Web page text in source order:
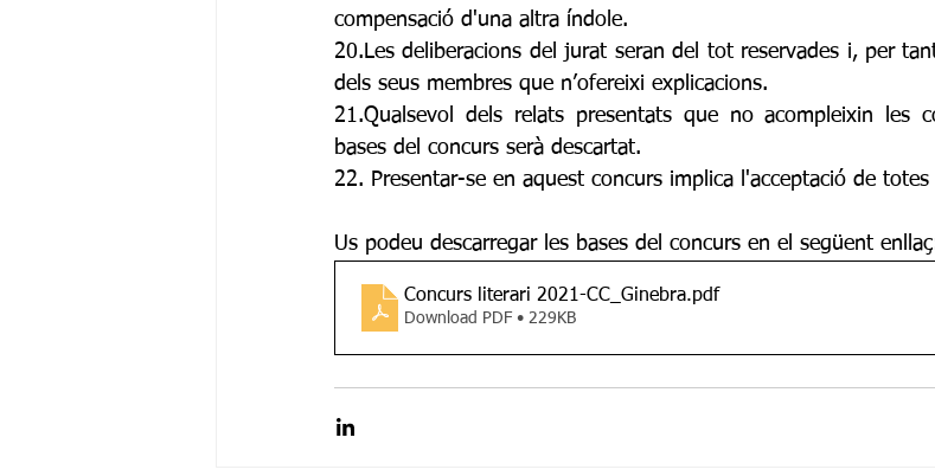
compensació d'una altra índole.
20.Les deliberacions del jurat seran del tot reservades i, per
dels seus membres que n’ofereixi explicacions.
21.Qualsevol dels relats presentats que no acompleixin les
bases del concurs serà descartat.
22. Presentar-se en aquest concurs implica l'acceptació de totes
Us podeu descarregar les bases del concurs en el següent
Concurs literari 2021-CC_Ginebra.pdf
Download PDF • 229KB